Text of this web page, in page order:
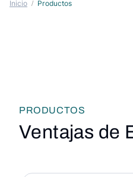
Inicio Productos
PRODUCTOS
Ventajas de